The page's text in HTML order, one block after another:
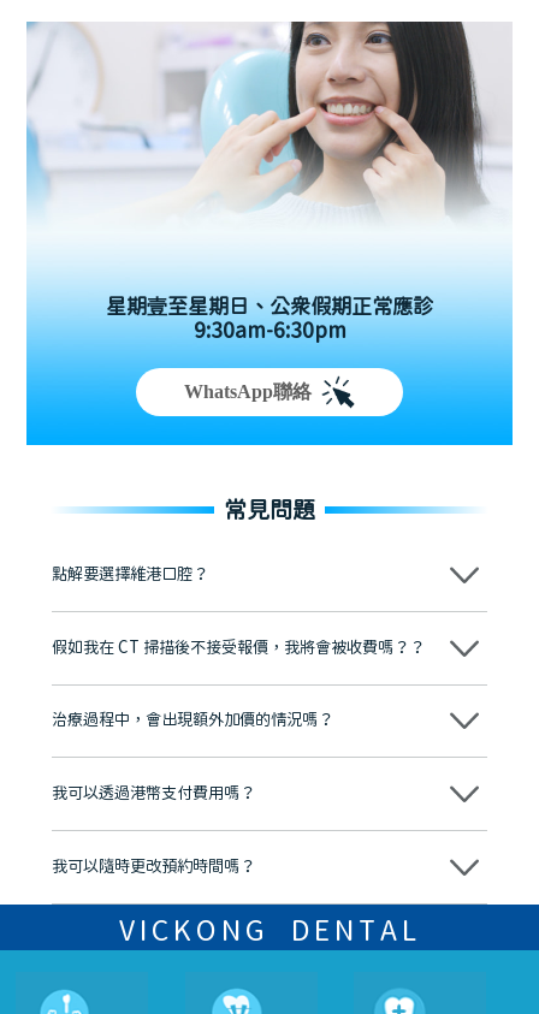
星期壹至星期日、公眾假期正常應診
9:30am-6:30pm
WhatsApp聯絡
常見問題
點解要選擇維港口腔？
維港口腔踐行「醫道濟世」的大學校訓，各分院匯聚來自香港、內地的
牌」、「2025香港企業領袖品牌」，是諾貝爾種植系統全球放心植牙中
至今已服務超過三十個國家和地區的顧客，受到粵港澳大灣區及周邊城
市市民極高的口碑評價及信任推薦 珠海、深圳設有八大分院，香港亦設
有咨詢及服務保障中心，有任何問題都可以隨時預約免費咨詢，讓人十
假如我在 CT 掃描後不接受報價，我將會被收費嗎？？
不會！只要未開始實際服務之前，你不會被收取任何費用。
治療過程中，會出現額外加價的情況嗎？
不會，治療前我們會詳細說明治療方案及對應的價錢，顧客同意並簽字
我可以透過港幣支付費用嗎？
可以。維港口腔會按照當日匯率轉算收取費用，而匯率會及時告知客人
我可以隨時更改預約時間嗎？
可以，請盡早通過wechat或whatsapp聯絡我們，告知我們你原本預約
的時間及資料，並且重新預約的日期及時段
VICKONG DENTAL